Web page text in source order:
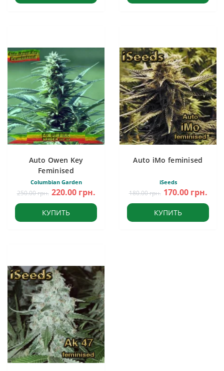
Auto Owen Key
Feminised
Columbian Garden
250.00 грн. 220.00 грн.
КУПИТЬ
Auto iMo feminised
iSeeds
180.00 грн. 170.00 грн.
КУПИТЬ